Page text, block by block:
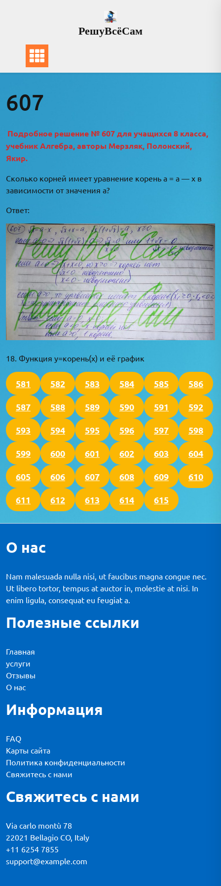
РешуВсёСам
607
Подробное решение № 607 для учащихся 8 класса,
учебник Алгебра, авторы Мерзляк, Полонский,
Якир.
Сколько корней имеет уравнение корень a = а — x в
зависимости от значения a?
Ответ:
18. Функция y=корень(x) и её график
581 582 583 584 585 586
587 588 589 590 591 592
593 594 595 596 597 598
599 600 601 602 603 604
605 606 607 608 609 610
611 612 613 614 615
О нас
Nam malesuada nulla nisi, ut faucibus magna congue nec.
Ut libero tortor, tempus at auctor in, molestie at nisi. In
enim ligula, consequat eu feugiat a.
Полезные ссылки
Главная
услуги
Отзывы
О нас
Информация
FAQ
Карты сайта
Политика конфиденциальности
Свяжитесь с нами
Свяжитесь с нами
Via carlo montù 78
22021 Bellagio CO, Italy
+11 6254 7855
support@example.com